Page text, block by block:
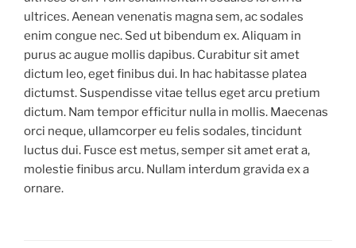
ultrices. Aenean venenatis magna sem, ac sodales
enim congue nec. Sed ut bibendum ex. Aliquam in
purus ac augue mollis dapibus. Curabitur sit amet
dictum leo, eget finibus dui. In hac habitasse platea
dictumst. Suspendisse vitae tellus eget arcu pretium
dictum. Nam tempor efficitur nulla in mollis. Maecenas
orci neque, ullamcorper eu felis sodales, tincidunt
luctus dui. Fusce est metus, semper sit amet erat a,
molestie finibus arcu. Nullam interdum gravida ex a
ornare.